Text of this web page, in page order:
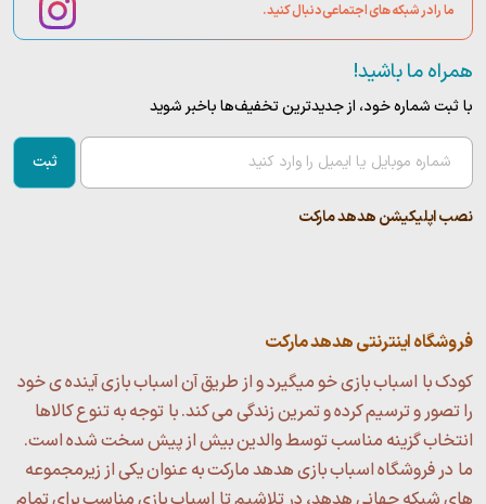
ما را در شبکه های اجتماعی دنبال کنید.
همراه ما باشید!
با ثبت شماره خود، از جدید‌ترین تخفیف‌ها با‌خبر شوید
ثبت
نصب اپلیکیشن هدهد مارکت
فروشگاه اینترنتی هدهد مارکت
کودک با اسباب بازی خو میگیرد و از طریق آن اسباب بازی آینده ی خود
را تصور و ترسیم کرده و تمرین زندگی می کند. با توجه به تنوع کالاها
انتخاب گزینه مناسب توسط والدین بیش از پیش سخت شده است.
ما در فروشگاه اسباب بازی هدهد مارکت به عنوان یکی از زیرمجموعه